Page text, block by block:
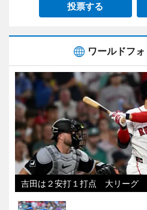
投票する
ワールドフ
吉田は２安打１打点 大リーグ